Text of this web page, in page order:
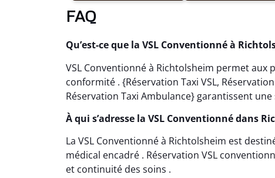
FAQ
Qu’est-ce que la VSL Conventionné à
VSL Conventionné à Richtolsheim permet aux
conformité . {Réservation Taxi VSL,
Réservation Taxi Ambulance} garantissent
À qui s’adresse la VSL Conventionné dans
La VSL Conventionné à Richtolsheim est
médical encadré . Réservation VSL
et continuité des soins .